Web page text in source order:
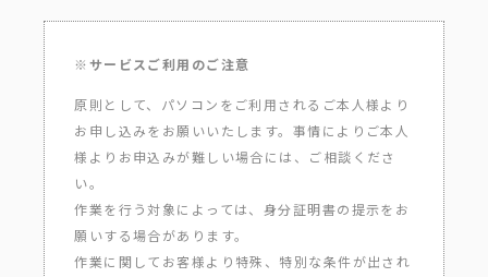
※サービスご利用のご注意
原則として、パソコンをご利用されるご本人様より
お申し込みをお願いいたします。事情によりご本人
様よりお申込みが難しい場合には、ご相談くださ
い。
作業を行う対象によっては、身分証明書の提示をお
願いする場合があります。
作業に関してお客様より特殊、特別な条件が出され